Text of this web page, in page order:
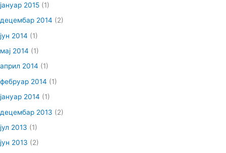
јануар 2015 (1)
децембар 2014 (2)
јун 2014 (1)
мај 2014 (1)
април 2014 (1)
фебруар 2014 (1)
јануар 2014 (1)
децембар 2013 (2)
јул 2013 (1)
јун 2013 (2)